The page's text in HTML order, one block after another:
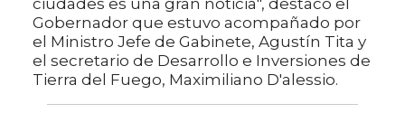
ciudades es una gran noticia", destaco el
Gobernador que estuvo acompañado por
el Ministro Jefe de Gabinete, Agustín Tita y
el secretario de Desarrollo e Inversiones de
Tierra del Fuego, Maximiliano D'alessio.